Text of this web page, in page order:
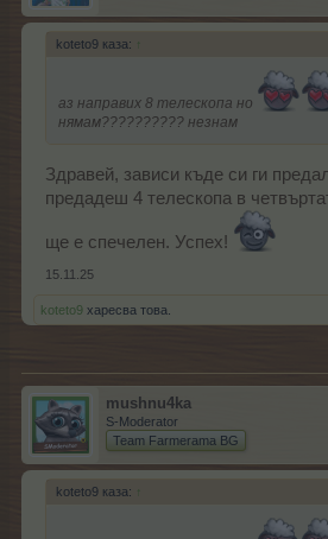
koteto9 каза: ↑
аз направих 8 телескопа но
нямам?????????? незнам
Здравей, зависи къде си ги
предадеш 4 телескопа в
ще е спечелен. Успех!
15.11.25
koteto9 харесва това.
mushnu4ka
S-Moderator
Team Farmerama BG
koteto9 каза: ↑